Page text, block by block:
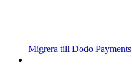
Migrera till Dodo Payments